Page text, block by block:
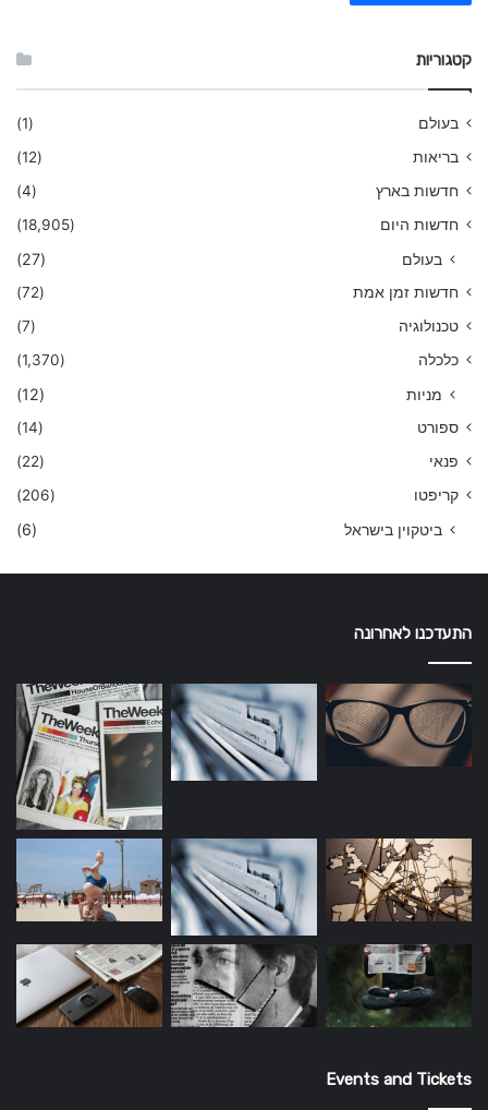
קטגוריות
בעולם
(1)
בריאות
(12)
חדשות בארץ
(4)
חדשות היום
(18,905)
בעולם (27)
חדשות זמן אמת
(72)
טכנולוגיה
(7)
כלכלה
(1,370)
מניות (12)
ספורט
(14)
פנאי
(22)
קריפטו
(206)
ביטקוין בישראל (6)
התעדכנו לאחרונה
Events and Tickets